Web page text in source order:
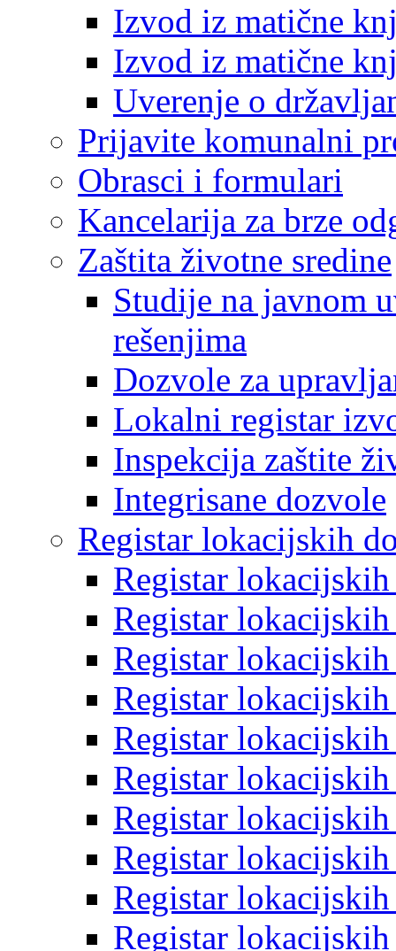
Izvod iz matične
Izvod iz matične
Uverenje o
Prijavite komunalni
Obrasci i formulari
Kancelarija za brze
Zaštita životne sredine
Studije na javnom
rešenjima
Dozvole za
Lokalni registar
Inspekcija zaštite
Integrisane dozvole
Registar lokacijskih
Registar
Registar
Registar
Registar
Registar
Registar
Registar
Registar
Registar
Registar